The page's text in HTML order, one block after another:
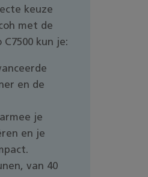
keuze
met de
kun je:
en de
je
en je
van 40